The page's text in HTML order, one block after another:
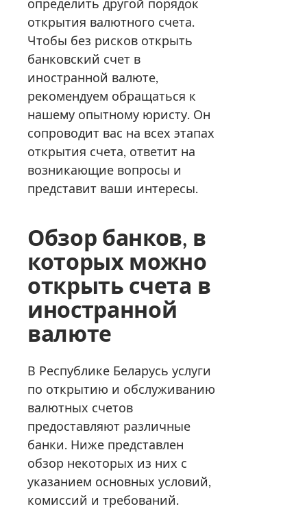
открытия валютного счета.
Чтобы без рисков открыть
банковский счет в
иностранной валюте,
рекомендуем обращаться к
нашему опытному юристу. Он
сопроводит вас на всех этапах
открытия счета, ответит на
возникающие вопросы и
представит ваши интересы.
Обзор банков, в
которых можно
открыть счета в
иностранной
валюте
В Республике Беларусь услуги
по открытию и обслуживанию
валютных счетов
предоставляют различные
банки. Ниже представлен
обзор некоторых из них с
указанием основных условий,
комиссий и требований.